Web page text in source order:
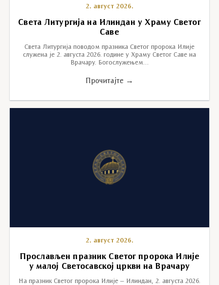
2. август 2026.
Света Литургија на Илиндан у Храму Светог
Саве
Света Литургија поводом празника Светог пророка Илије
служена је 2. августа 2026. године у Храму Светог Саве на
Врачару. Богослужењем…
Прочитајте →
2. август 2026.
Прослављен празник Светог пророка Илије
у малој Светосавској цркви на Врачару
На празник Светог пророка Илије – Илиндан, 2. августа 2026.